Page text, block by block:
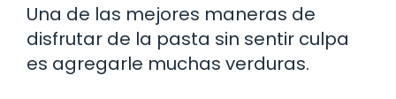
Una de las mejores maneras de
disfrutar de la pasta sin sentir culpa
es agregarle muchas verduras.